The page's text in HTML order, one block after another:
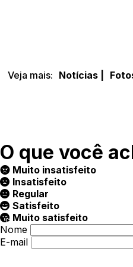
Veja mais: Notícias |
O que você
Muito insatisfeito
Insatisfeito
Regular
Satisfeito
Muito satisfeito
Nome
E-mail